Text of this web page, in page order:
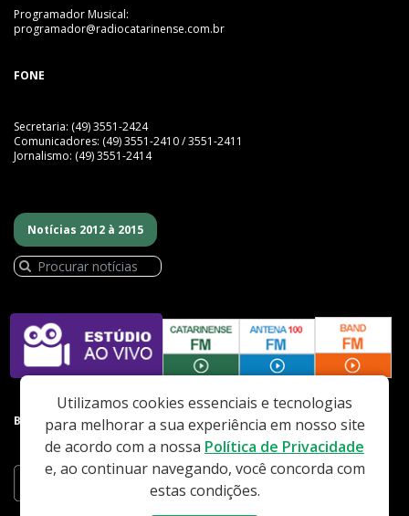
Programador Musical:
programador@radiocatarinense.com.br
FONE
Secretaria: (49) 3551-2424
Comunicadores: (49) 3551-2410 / 3551-2411
Jornalismo: (49) 3551-2414
Notícias 2012 à 2015
BAIXE NOSSO APP
Utilizamos cookies essenciais e tecnologias
para melhorar a sua experiência em nosso site
de acordo com a nossa Política de Privacidade
e, ao continuar navegando, você concorda com
estas condições.